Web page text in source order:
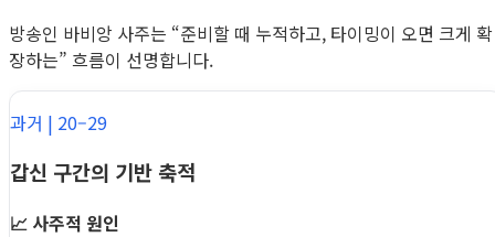
방송인 바비앙 사주는 “준비할 때 누적하고, 타이밍이 오면 크게 확
장하는” 흐름이 선명합니다.
과거 | 20–29
갑신 구간의 기반 축적
📈 사주적 원인